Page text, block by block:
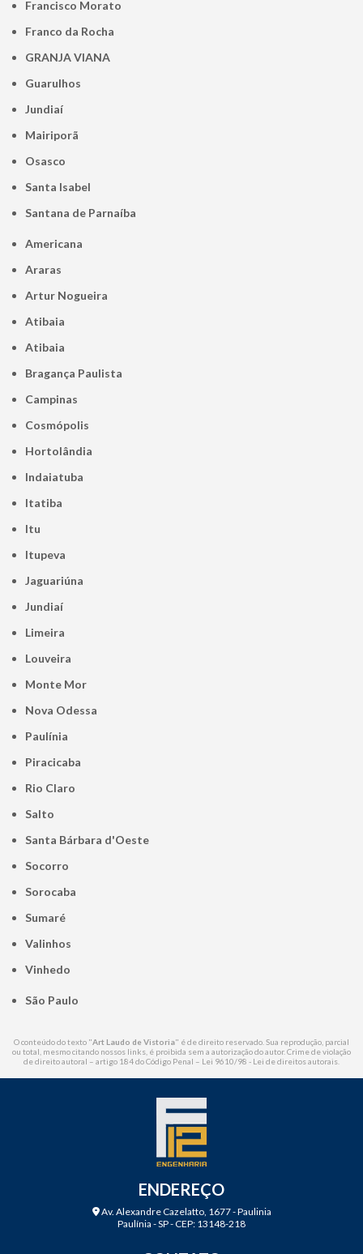
Francisco Morato
Franco da Rocha
GRANJA VIANA
Guarulhos
Jundiaí
Mairiporã
Osasco
Santa Isabel
Santana de Parnaíba
Americana
Araras
Artur Nogueira
Atibaia
Atibaia
Bragança Paulista
Campinas
Cosmópolis
Hortolândia
Indaiatuba
Itatiba
Itu
Itupeva
Jaguariúna
Jundiaí
Limeira
Louveira
Monte Mor
Nova Odessa
Paulínia
Piracicaba
Rio Claro
Salto
Santa Bárbara d'Oeste
Socorro
Sorocaba
Sumaré
Valinhos
Vinhedo
São Paulo
O conteúdo do texto "Art Laudo de Vistoria" é de direito reservado. Sua reprodução, parcial
ou total, mesmo citando nossos links, é proibida sem a autorização do autor. Crime de violação
de direito autoral – artigo 184 do Código Penal – Lei 9610/98 - Lei de direitos autorais
ENDEREÇO
Av. Alexandre Cazelatto, 1677 - Paulinia
Paulínia - SP - CEP: 13148-218